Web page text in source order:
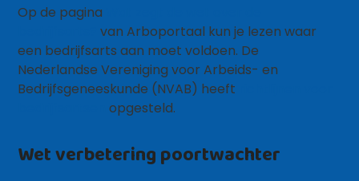
Op de pagina
van Arboportaal kun je lezen waar
een bedrijfsarts aan moet voldoen. De
Nederlandse Vereniging voor Arbeids- en
Bedrijfsgeneeskunde (NVAB) heeft
opgesteld.
Wet verbetering poortwachter